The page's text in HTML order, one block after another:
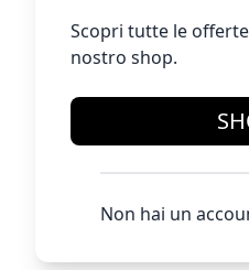
Scopri tutte le
nostro shop.
Non hai un